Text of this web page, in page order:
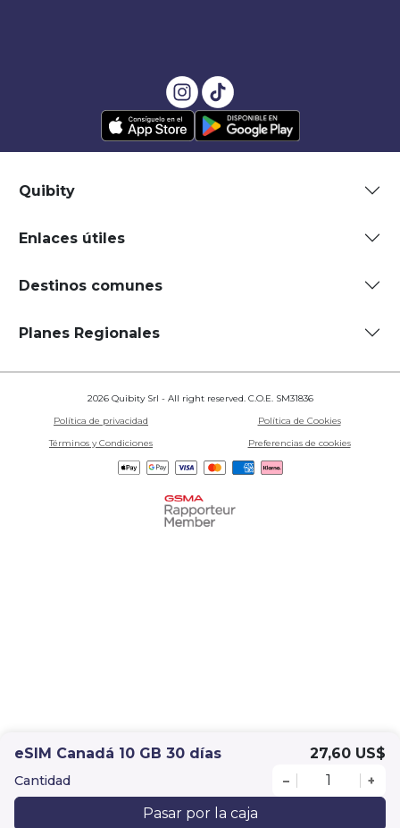
eSIM Canadá 10 GB 30 días 27,60 US$
Cantidad – +
Pasar por la caja
Quibity
Enlaces útiles
Destinos comunes
Planes Regionales
2026 Quibity Srl - All right reserved. C.O.E. SM31836
Política de privacidad
Política de Cookies
Términos y Condiciones
Preferencias de cookies